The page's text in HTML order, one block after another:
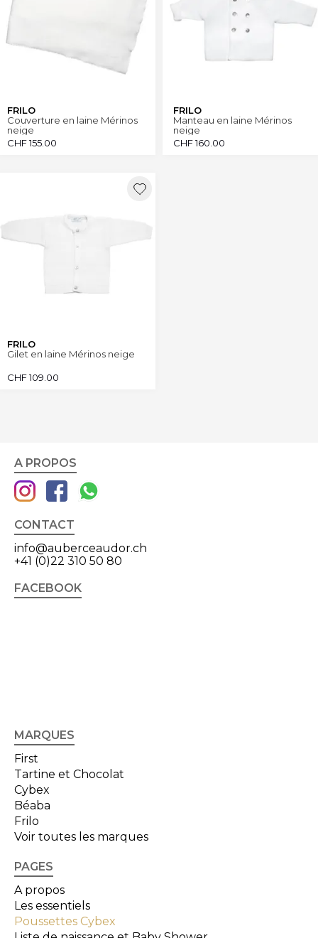
FRILO
Couverture en laine Mérinos
neige
CHF155.00
FRILO
Manteau en laine Mérinos
neige
CHF160.00
FRILO
Gilet en laine Mérinos neige
CHF109.00
A PROPOS
CONTACT
info@auberceaudor.ch
+41 (0)22 310 50 80
FACEBOOK
MARQUES
First
Tartine et Chocolat
Cybex
Béaba
Frilo
Voir toutes les marques
PAGES
A propos
Les essentiels
Poussettes Cybex